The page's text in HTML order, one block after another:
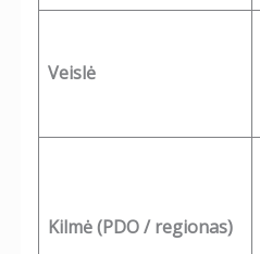
Veislė
Kilmė (PDO / regionas)